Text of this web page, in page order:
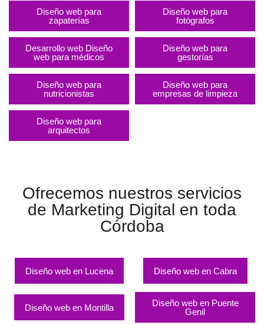
Diseño web para
zapaterías
Diseño web para
fotógrafos
Desarrollo web Diseño
web para médicos
Diseño web para
gestorías
Diseño web para
nutricionistas​
Diseño web para
empresas de limpieza
Diseño web para
arquitectos
Ofrecemos nuestros servicios
de Marketing Digital en toda
Córdoba
Diseño web en Lucena Diseño web en Cabra
Diseño web en Montilla
Diseño web en Puente
Genil